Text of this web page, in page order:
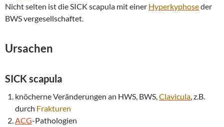
Nicht selten ist die SICK scapula mit einer Hyperkyphoseder
BWS vergesellschaftet.
Ursachen
SICK scapula
knöcherne Veränderungen an HWS, BWS,Clavicula, z.B.
durch Frakturen
ACG-Pathologien